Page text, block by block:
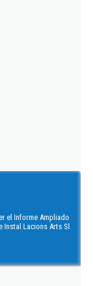
el Informe Ampliado
Instal Lacions Arts Sl